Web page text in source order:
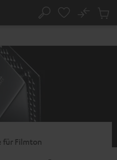
Suche
No
für Filmton